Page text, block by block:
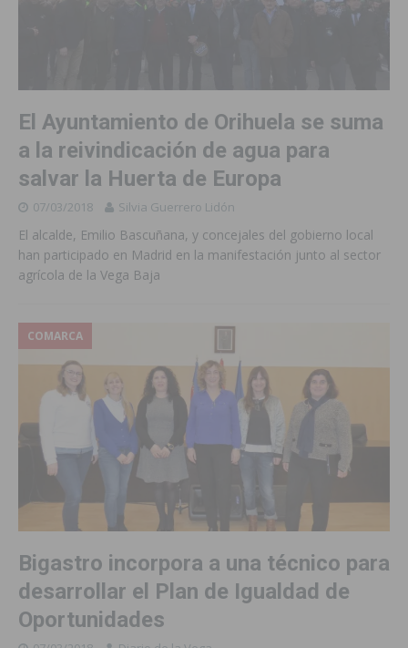
El Ayuntamiento de Orihuela se suma
a la reivindicación de agua para
salvar la Huerta de Europa
07/03/2018 Silvia Guerrero Lidón
El alcalde, Emilio Bascuñana, y concejales del gobierno local
han participado en Madrid en la manifestación junto al sector
agrícola de la Vega Baja
COMARCA
Bigastro incorpora a una técnico para
desarrollar el Plan de Igualdad de
Oportunidades